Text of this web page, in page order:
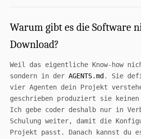
Warum gibt es die Software
Download?
Weil das eigentliche Know-how
sondern in der AGENTS.md . Sie
vier Agenten dein Projekt
geschrieben produziert sie keinen
Ich gebe coder deshalb nur in
Schulung weiter, damit die
Projekt passt. Danach kannst du